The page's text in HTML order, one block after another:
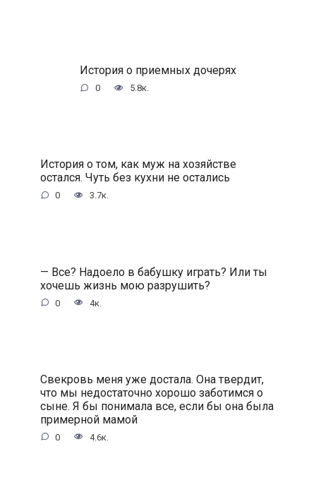
История о приемных дочерях
0 5.8к.
История о том, как муж на хозяйстве
остался. Чуть без кухни не остались
0 3.7к.
— Все? Надоело в бабушку играть? Или ты
хочешь жизнь мою разрушить?
0 4к.
Свекровь меня уже достала. Она твердит,
что мы недостаточно хорошо заботимся о
сыне. Я бы понимала все, если бы она была
примерной мамой
0 4.6к.